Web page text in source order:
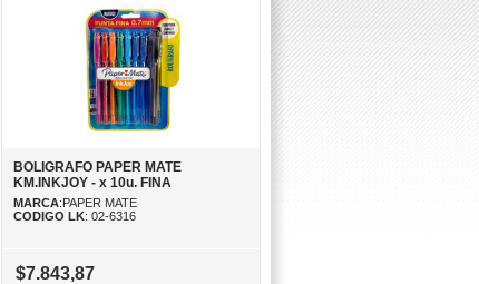
BOLIGRAFO PAPER MATE
KM.INKJOY - x 10u. FINA
MARCA:PAPER MATE
CODIGO LK: 02-6316
$7.843,87